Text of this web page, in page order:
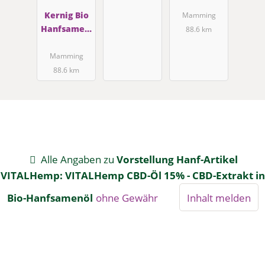
Kernig Bio
Hanfsamen,
Mamming
88.6 km
Mamming
88.6 km
Alle Angaben zu Vorstellung Hanf-Artikel
VITALHemp: VITALHemp CBD-Öl 15% - CBD-Extrakt in
Bio-Hanfsamenöl ohne Gewähr Inhalt melden